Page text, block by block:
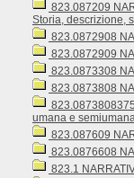
823.087209
Storia, descrizione,
823.0872908
823.0872909
823.0873308
823.0873808
umana e
823.087609
823.0876608
823.1